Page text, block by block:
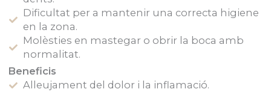
Dificultat per a mantenir una correcta higiene
en la zona.
Molèsties en mastegar o obrir la boca amb
normalitat.
Beneficis
Alleujament del dolor i la inflamació.